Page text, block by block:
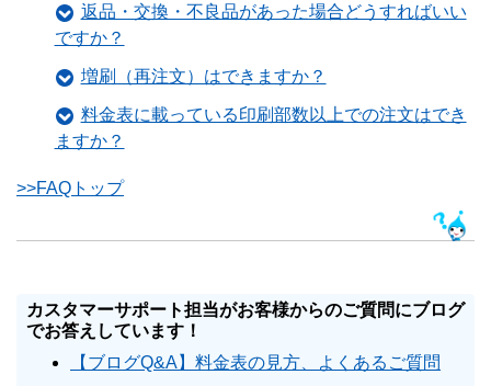
返品・交換・不良品があった場合どうすればいい
ですか？
増刷（再注文）はできますか？
料金表に載っている印刷部数以上での注文はでき
ますか？
>>FAQトップ
カスタマーサポート担当がお客様からのご質問にブログ
でお答えしています！
【ブログQ&A】料金表の見方、よくあるご質問